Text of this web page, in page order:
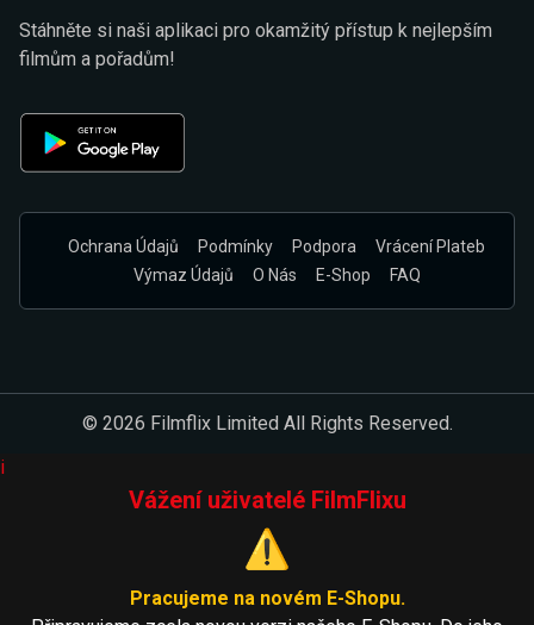
Stáhněte si naši aplikaci pro okamžitý přístup k nejlepším
filmům a pořadům!
Ochrana Údajů Podmínky Podpora
Vrácení Plateb
Výmaz Údajů
O Nás E-Shop FAQ
© 2026 Filmflix Limited All Rights Reserved.
i
Vážení uživatelé FilmFlixu
⚠️
Pracujeme na novém E-Shopu.